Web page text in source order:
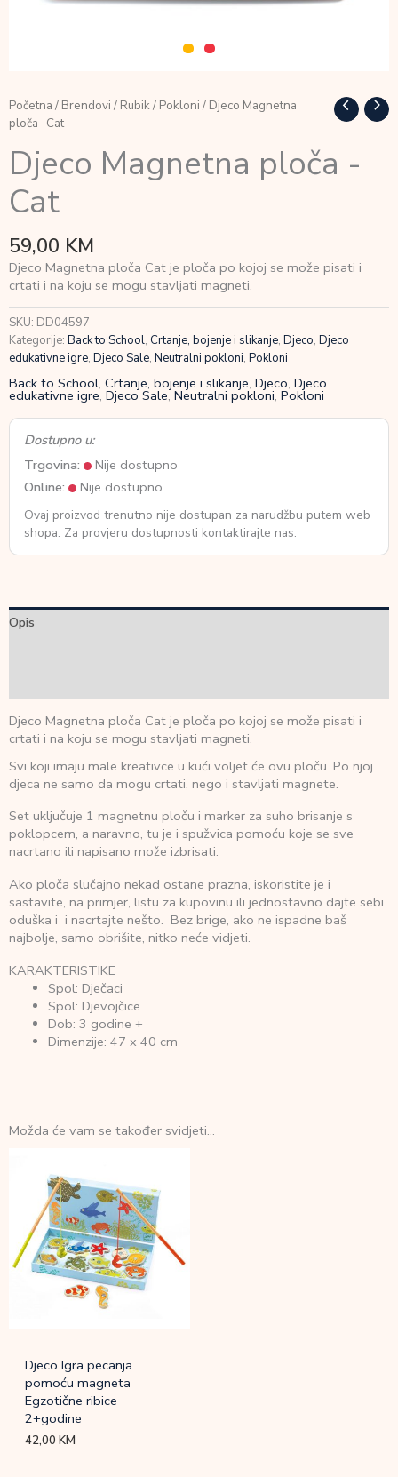
Početna / Brendovi / Rubik/ Pokloni / Djeco Magnetna
ploča -Cat
Djeco Magnetna ploča -
Cat
59,00 KM
Djeco Magnetna ploča Cat je ploča po kojoj se može pisati i
crtati i na koju se mogu stavljati magneti.
SKU: DD04597
Kategorije: Back to School, Crtanje, bojenje i slikanje, Djeco, Djeco
edukativne igre, Djeco Sale, Neutralni pokloni, Pokloni
Back to School, Crtanje, bojenje i slikanje, Djeco, Djeco
edukativne igre, Djeco Sale,Neutralni pokloni, Pokloni
Dostupno u:
Trgovina:
Nije dostupno
Online:
Nije dostupno
Ovaj proizvod trenutno nije dostupan za narudžbu putem web
shopa. Za provjeru dostupnosti kontaktirajte nas.
Opis
Djeco Magnetna ploča Cat je ploča po kojoj se može pisati i
crtati i na koju se mogu stavljati magneti.
Svi koji imaju male kreativce u kući voljet će ovu ploču. Po njoj
djeca ne samo da mogu crtati, nego i stavljati magnete.
Set uključuje 1 magnetnu ploču i marker za suho brisanje s
poklopcem, a naravno, tu je i spužvica pomoću koje se sve
nacrtano ili napisano može izbrisati.
Ako ploča slučajno nekad ostane prazna, iskoristite je i
sastavite, na primjer, listu za kupovinu ili jednostavno dajte sebi
oduška i i nacrtajte nešto. Bez brige, ako ne ispadne baš
najbolje, samo obrišite, nitko neće vidjeti.
KARAKTERISTIKE
Spol: Dječaci
Spol: Djevojčice
Dob: 3 godine +
Dimenzije: 47 x 40 cm
Možda će vam se također svidjeti…
Djeco Igra pecanja
pomoću magneta
Egzotične ribice
2+godine
42,00KM